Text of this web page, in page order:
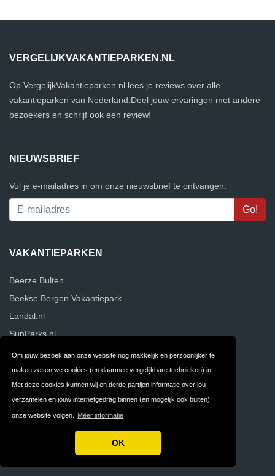
Om jouw bezoek aan onze website nog makkelijk en persoonlijker te
maken zetten we cookies (en daarmee vergelijkbare technieken) in.
Met deze cookies kunnen wij en derde partijen informatie over jou
verzamelen en jouw internetgedrag binnen (en mogelijk ook buiten)
onze website volgen. Meer informatie
OK
VERGELIJKVAKANTIEPARKEN.NL
Op VergelijkVakantieparken.nl lees je reviews over alle
vakantieparken van Nederland.Deel jouw ervaringen met andere
bezoekers en schrijf ook een review!
NIEUWSBRIEF
Vul je e-mailadres in om onze nieuwsbrief te ontvangen.
VAKANTIEPARKEN
Beerze Bulten
Beekse Bergen Vakantiepark
Landal.nl
SunParks.nl
Contact Privacy
Algemene FAQ
Copyright © 2026 VergelijkVakantieparken.nl